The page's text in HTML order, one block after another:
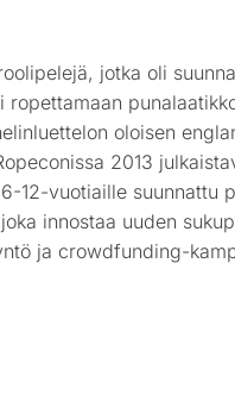
jotka oli
ropettamaan
oloisen
2013
12-vuotiaille suunnattu
innostaa uuden
ja crowdfunding-